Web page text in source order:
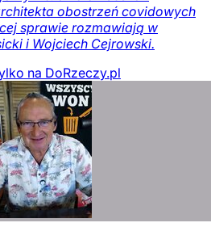
obostrzeń covidowych
sprawie rozmawiają w
i Wojciech Cejrowski.
na DoRzeczy.pl